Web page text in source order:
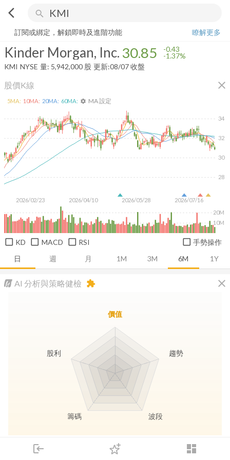
arrow_back_ios search
login dashboard
下單
Kinder Morgan, Inc.
訂閱或綁定，解鎖即時及進階功能
瞭解更多
Kinder Morgan, Inc. 30.85 -0.43
-1.37%
KMI NYSE 量: 5,942,000 股 更新:08/07 收盤
股價K線 close
日 週 月 1M 3M 6M 1Y
2026/02/23 2026/04/10 2026/05/28 2026/07/16
28
30
32
34
10M
20M
5MA: 10MA: 20MA: 60MA: settings MA 設定
KD MACD RSI 手勢操作
AI 分析與策略健檢 close
extension
長線價值 存股收息
價值
趨勢
波段
籌碼
股利